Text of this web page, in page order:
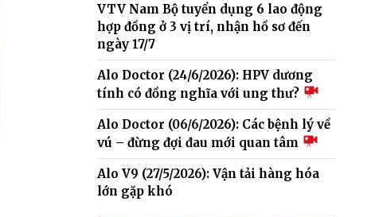
VTV Nam Bộ tuyển dụng 6 lao động
hợp đồng ở 3 vị trí, nhận hồ sơ đến
ngày 17/7
Alo Doctor (24/6/2026): HPV dương
tính có đồng nghĩa với ung thư?
Alo Doctor (06/6/2026): Các bệnh lý về
vú – đừng đợi đau mới quan tâm
Alo V9 (27/5/2026): Vận tải hàng hóa
lớn gặp khó